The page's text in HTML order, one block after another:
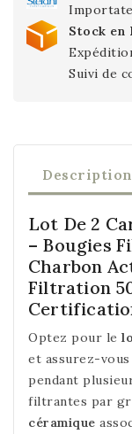
Stock en
Suivi de
Description
Lot De 2
– Bougies
Charbon
Filtration
Optez pour le
et assurez-
pendant
filtrantes par
céramique